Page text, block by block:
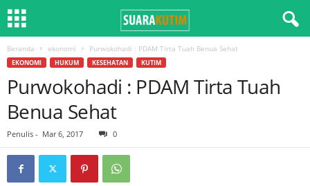
Beranda ekonomi Purwokohadi : PDAM Tirta Tuah Benua Sehat
EKONOMI HUKUM KESEHATAN KUTIM
Purwokohadi : PDAM Tirta Tuah
Benua Sehat
Penulis - Mar 6, 2017 0